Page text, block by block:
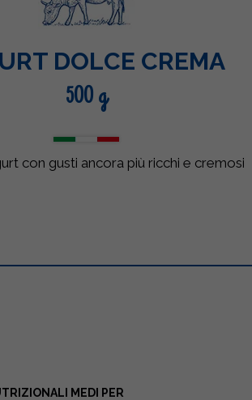
DOLCE CREMA
500 g
con gusti ancora più ricchi e cremosi
MEDI PER